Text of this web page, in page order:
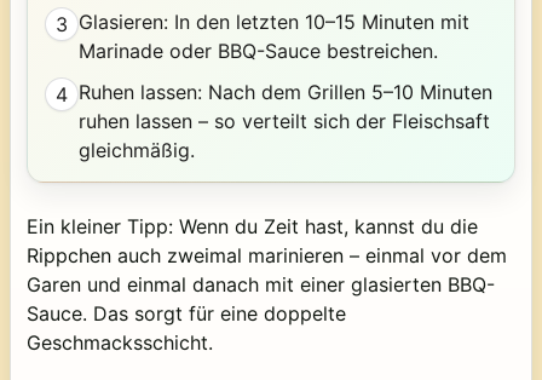
3 Glasieren: In den letzten 10–15 Minuten mit
Marinade oder BBQ-Sauce bestreichen.
4 Ruhen lassen: Nach dem Grillen 5–10 Minuten
ruhen lassen – so verteilt sich der Fleischsaft
gleichmäßig.
Ein kleiner Tipp: Wenn du Zeit hast, kannst du die
Rippchen auch zweimal marinieren – einmal vor dem
Garen und einmal danach mit einer glasierten BBQ-
Sauce. Das sorgt für eine doppelte
Geschmacksschicht.